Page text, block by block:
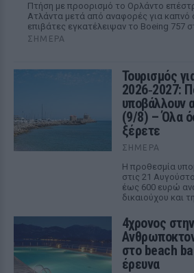
Πτήση με προορισμό το Ορλάντο
Ατλάντα μετά από αναφορές για καπνό
επιβάτες εγκατέλειψαν το Boeing 757
ΣΉΜΕΡΑ
Τουρισμός
2026‑2027:
υποβάλλουν
(9/8) – Όλα
ξέρετε
ΣΉΜΕΡΑ
Η προθεσμία
στις 21
έως 600 ευρώ
δικαιούχου και
4χρονος
στο beach
έρευνα